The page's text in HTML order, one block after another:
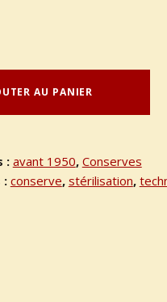
AU PANIER
:avant 1950, Conserves
: conserve, stérilisation,